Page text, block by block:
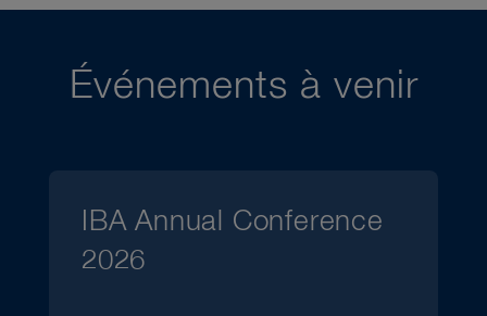
Événements à venir
IBA Annual Conference
2026